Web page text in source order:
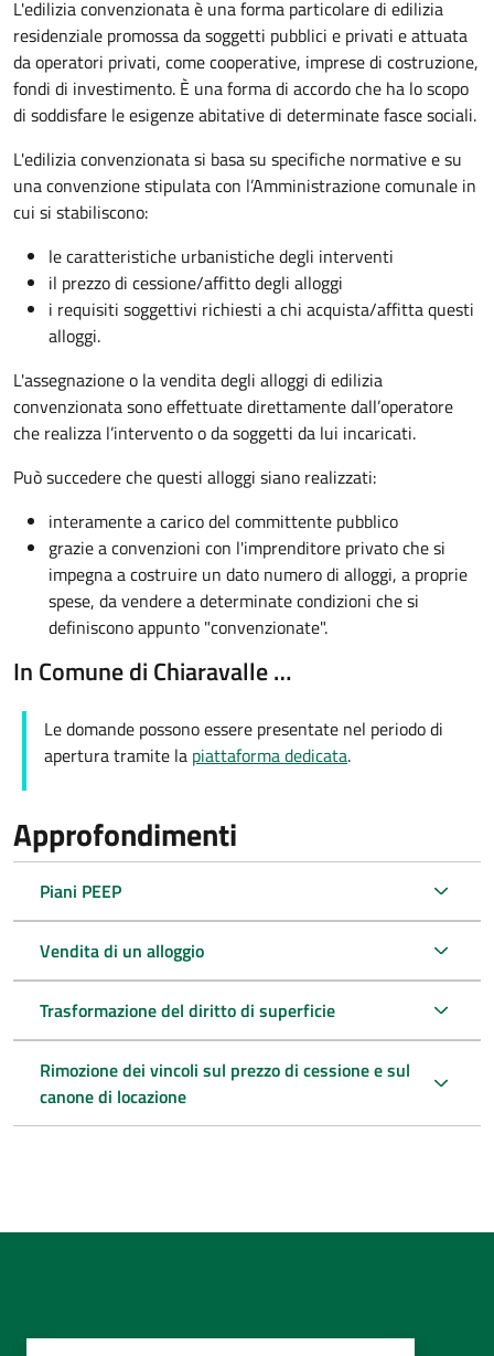
L'edilizia convenzionata è una forma particolare di edilizia
residenziale promossa da soggetti pubblici e privati e attuata
da operatori privati, come cooperative, imprese di costruzione,
fondi di investimento. È una forma di accordo che ha lo scopo
di soddisfare le esigenze abitative di determinate fasce sociali.
L'edilizia convenzionata si basa su specifiche normative e su
una convenzione stipulata con l’Amministrazione comunale in
cui si stabiliscono:
le caratteristiche urbanistiche degli interventi
il prezzo di cessione/affitto degli alloggi
i requisiti soggettivi richiesti a chi acquista/affitta questi
alloggi.
L'assegnazione o la vendita degli alloggi di edilizia
convenzionata sono effettuate direttamente dall’operatore
che realizza l’intervento o da soggetti da lui incaricati.
Può succedere che questi alloggi siano realizzati:
interamente a carico del committente pubblico
grazie a convenzioni con l'imprenditore privato che si
impegna a costruire un dato numero di alloggi, a proprie
spese, da vendere a determinate condizioni che si
definiscono appunto "convenzionate".
In Comune di Chiaravalle …
Le domande possono essere presentate nel periodo di
apertura tramite la piattaforma dedicata.
Approfondimenti
Piani PEEP
Vendita di un alloggio
Trasformazione del diritto di superficie
Rimozione dei vincoli sul prezzo di cessione e sul
canone di locazione